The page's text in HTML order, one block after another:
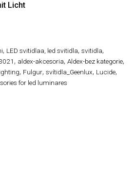
Licht
, LED svitidlaa, led svitidla, svitidla,
, aldex-akcesoria, Aldex-bez kategorie,
, Fulgur, svítidla_Geenlux, Lucide,
for led luminares